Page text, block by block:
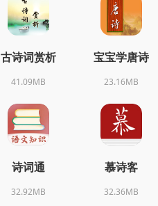
古诗词赏析
41.09MB
宝宝学唐诗
23.16MB
诗词通
32.92MB
慕诗客
32.36MB